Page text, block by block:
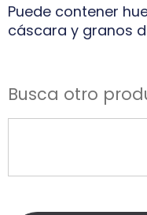
Puede contener
cáscara y granos
Busca otro